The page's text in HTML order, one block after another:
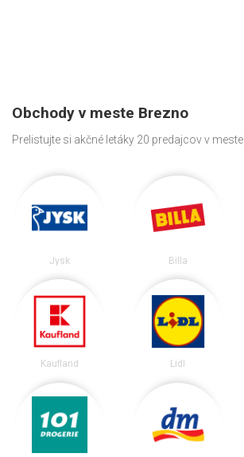
Obchody v meste Brezno
Prelistujte si akčné letáky 20 predajcov v meste
Jysk Billa
Kaufland Lidl